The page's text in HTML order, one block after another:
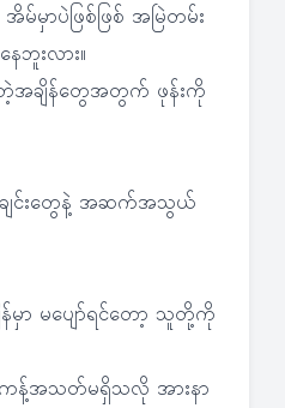
မ်မှာပဲဖြစ်ဖြစ် အမြဲတမ်း
ဘူးလား။
အချိန်တွေအတွက် ဖုန်းကို
ျင်းတွေနဲ့ အဆက်အသွယ်
ာ မပျော်ရင်တော့ သူတို့ကို
န့်အသတ်မရှိသလို အားနာ